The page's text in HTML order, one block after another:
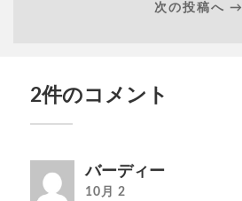
次の投稿へ →
2件のコメント
バーディー
10月 2